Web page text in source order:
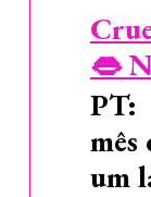
👄
PT:
um